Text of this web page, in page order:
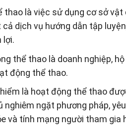
thao là việc sử dụng cơ sở
dịch vụ hướng dẫn tập
lợi.
thể thao là doanh nghiệp,
động thể thao.
là hoạt động thể thao
nghiêm ngặt phương pháp,
và tính mạng người tham gia